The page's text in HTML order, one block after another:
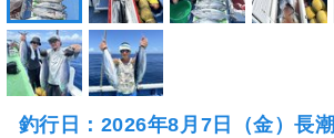
釣行日：2026年8月7日（金）長潮